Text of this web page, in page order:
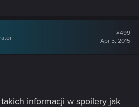
#499
Apr 5, 2015
informacji w spoilery jak